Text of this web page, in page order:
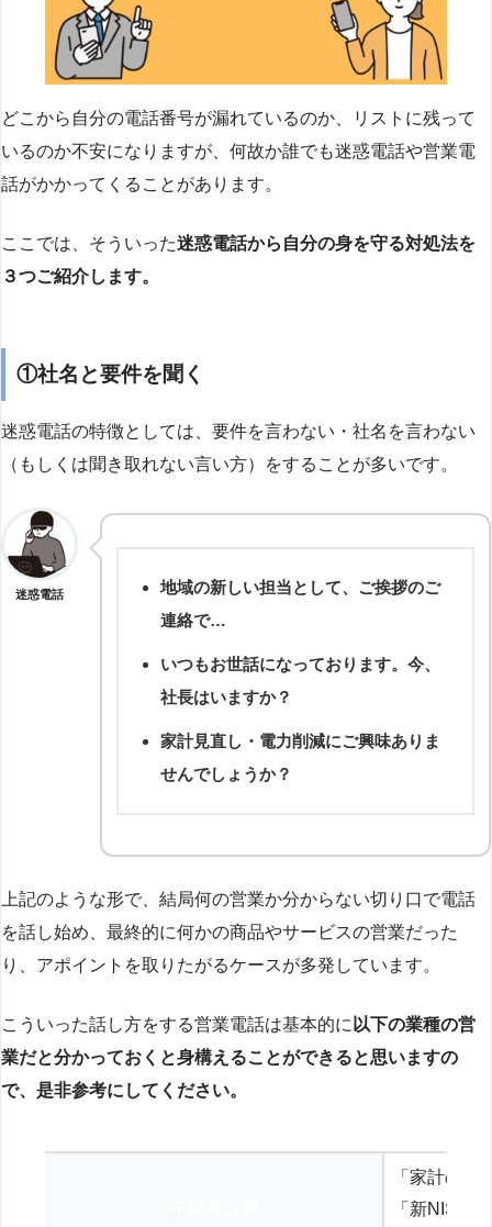
どこから自分の電話番号が漏れているのか、リストに残って
いるのか不安になりますが、何故か誰でも迷惑電話や営業電
話がかかってくることがあります。
ここでは、そういった迷惑電話から自分の身を守る対処法を
３つご紹介します。
①社名と要件を聞く
迷惑電話の特徴としては、要件を言わない・社名を言わない
（もしくは聞き取れない言い方）をすることが多いです。
迷惑電話
地域の新しい担当として、ご挨拶のご
連絡で…
いつもお世話になっております。今、
社長はいますか？
家計見直し・電力削減にご興味ありま
せんでしょうか？
上記のような形で、結局何の営業か分からない切り口で電話
を話し始め、最終的に何かの商品やサービスの営業だった
り、アポイントを取りたがるケースが多発しています。
こういった話し方をする営業電話は基本的に 以下の業種の営
業だと分かっておくと身構えることができると思いますの
で、是非参考にしてください。
「家計の見
「新NISA